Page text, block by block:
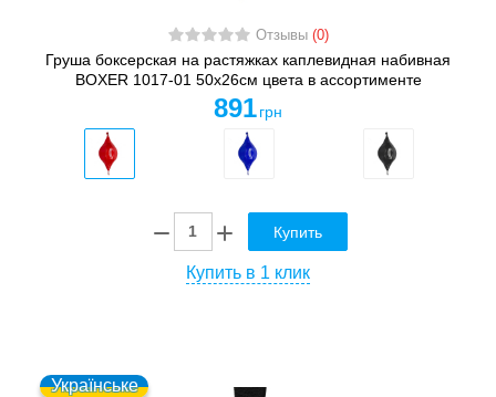
Отзывы (0)
Груша боксерская на растяжках каплевидная набивная
BOXER 1017-01 50x26см цвета в ассортименте
891 грн
Купить
Купить в 1 клик
Українське